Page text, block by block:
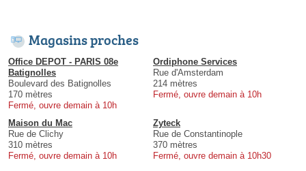
Magasins proches
Office DEPOT - PARIS 08e
Batignolles
Boulevard des Batignolles
170 mètres
Fermé, ouvre demain à 10h
Ordiphone Services
Rue d'Amsterdam
214 mètres
Fermé, ouvre demain à 10h
Maison du Mac
Rue de Clichy
310 mètres
Fermé, ouvre demain à 10h
Zyteck
Rue de Constantinople
370 mètres
Fermé, ouvre demain à 10h30